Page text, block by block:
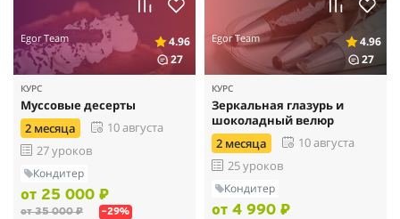
Egor Team
4.96
27
КУРС
Муссовые десерты
2 месяца
10 августа
27 уроков
Кондитер
от 25 000 ₽
от 35 000 ₽ –29%
Egor Team
4.96
27
КУРС
Зеркальная глазурь и
шоколадный велюр
2 месяца
10 августа
25 уроков
Кондитер
от 4 990 ₽